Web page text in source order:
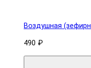
Воздушная
490 ₽